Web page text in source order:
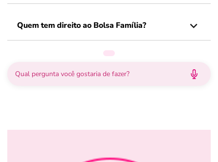
Quem tem direito ao Bolsa Família?